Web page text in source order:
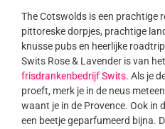
The Cotswolds is een prachtige
pittoreske dorpjes, prachtige
knusse pubs en heerlijke
Swits Rose & Lavender is van het
frisdrankenbedrijf Swits. Als je
proeft, merk je in de neus
waant je in de Provence. Ook in
een beetje geparfumeerd bijna.